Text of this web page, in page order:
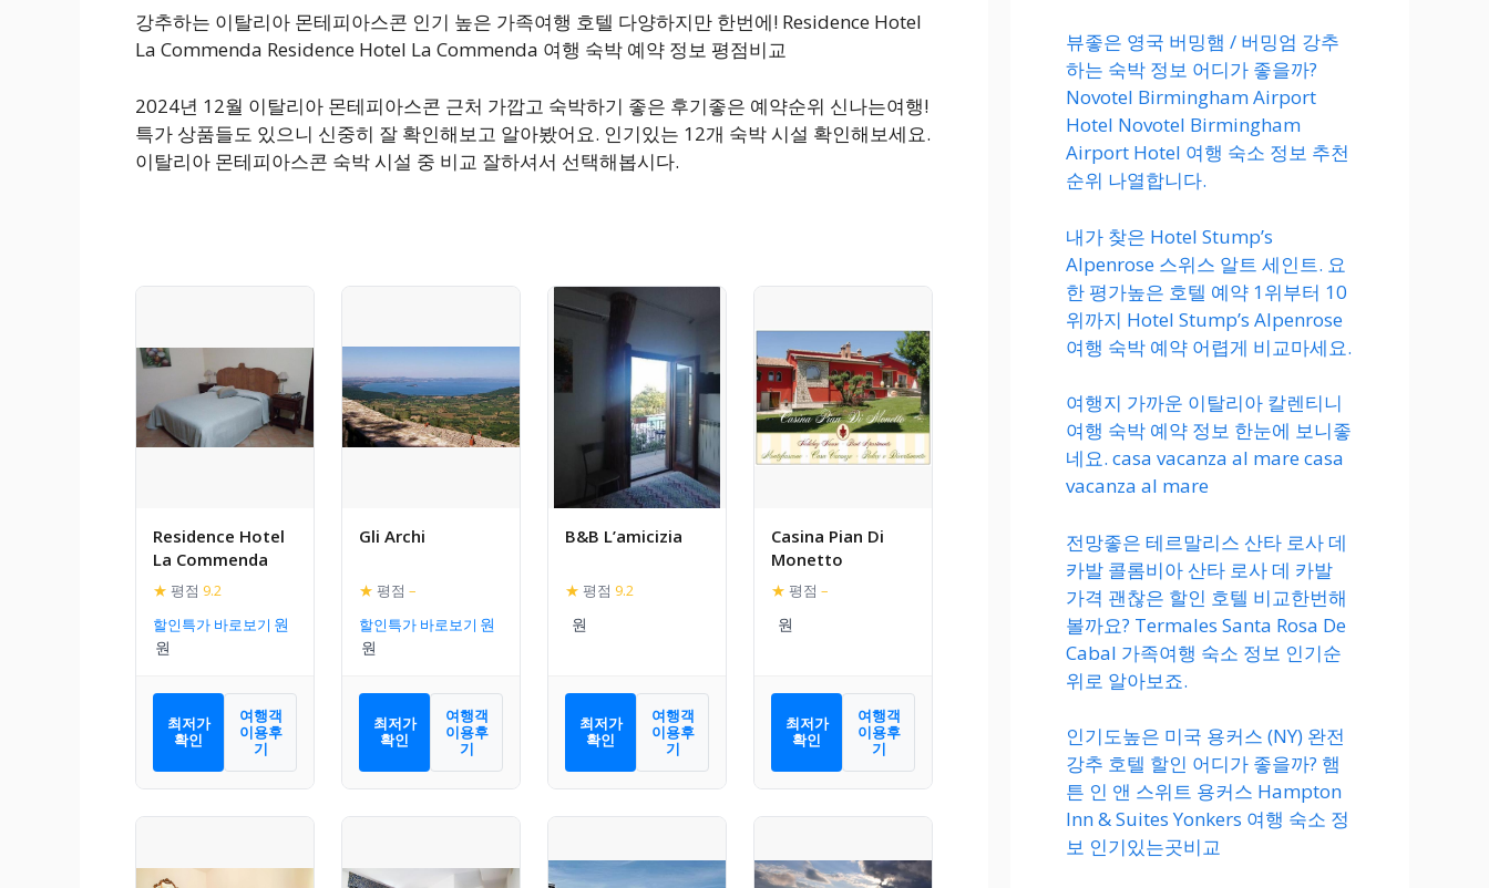
강추하는 이탈리아 몬테피아스콘 인기 높은 가족여행 호텔 다양하지만 한번에! Residence Hotel
La Commenda Residence Hotel La Commenda 여행 숙박 예약 정보 평점비교
2024년 12월 이탈리아 몬테피아스콘 근처 가깝고 숙박하기 좋은 후기좋은 예약순위 신나는여행!
특가 상품들도 있으니 신중히 잘 확인해보고 알아봤어요. 인기있는 12개 숙박 시설 확인해보세요.
이탈리아 몬테피아스콘 숙박 시설 중 비교 잘하셔서 선택해봅시다.
Residence Hotel
La Commenda
★ 평점 9.2
할인특가 바로보기
최저가
확인
여행객
이용후
기
Gli Archi
★ 평점 –
할인특가 바로보기
최저가
확인
여행객
이용후
기
B&B L’amicizia
★ 평점 9.2
최저가
확인
여행객
이용후
기
Casina Pian Di
Monetto
★ 평점 –
최저가
확인
여행객
이용후
기
뷰좋은 영국 버밍햄 / 버밍엄 강추
하는 숙박 정보 어디가 좋을까?
Novotel Birmingham Airport
Hotel Novotel Birmingham
Airport Hotel 여행 숙소 정보 추천
순위 나열합니다.
내가 찾은 Hotel Stump’s
Alpenrose 스위스 알트 세인트. 요
한 평가높은 호텔 예약 1위부터 10
위까지 Hotel Stump’s Alpenrose
여행 숙박 예약 어렵게 비교마세요.
여행지 가까운 이탈리아 칼렌티니
여행 숙박 예약 정보 한눈에 보니좋
네요. casa vacanza al mare casa
vacanza al mare
전망좋은 테르말리스 산타 로사 데
카발 콜롬비아 산타 로사 데 카발
가격 괜찮은 할인 호텔 비교한번해
볼까요? Termales Santa Rosa De
Cabal 가족여행 숙소 정보 인기순
위로 알아보죠.
인기도높은 미국 용커스 (NY) 완전
강추 호텔 할인 어디가 좋을까? 햄
튼 인 앤 스위트 용커스 Hampton
Inn & Suites Yonkers 여행 숙소 정
보 인기있는곳비교